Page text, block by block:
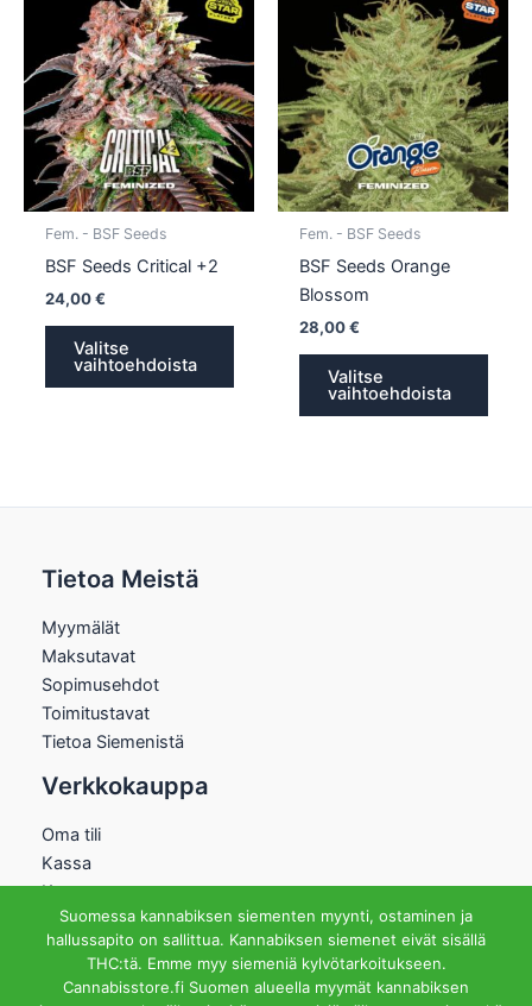
Fem. - BSF Seeds
BSF Seeds Critical +2
24,00€
Valitse
vaihtoehdoista
tuotteella
useampi
muunnelma.
Voit
tehdä
valinnat
Fem. - BSF Seeds
BSF Seeds Orange
Blossom
28,00€
Valitse
vaihtoehdoista
on
Voit
tehdä
Tietoa Meistä
Myymälät
Maksutavat
Sopimusehdot
Toimitustavat
Tietoa Siemenistä
Verkkokauppa
Oma tili
Kassa
Kauppa
Ostoskori
Helsingin Myymälä
Aukioloajat
Suomessa kannabiksen siementen myynti, ostaminen ja
hallussapito on sallittua. Kannabiksen siemenet eivät sisällä
THC:tä. Emme myy siemeniä kylvötarkoitukseen.
Cannabisstore.fi Suomen alueella myymät kannabiksen